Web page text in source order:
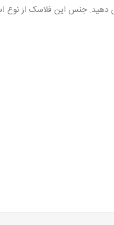
جنس این فلاسک از نوع